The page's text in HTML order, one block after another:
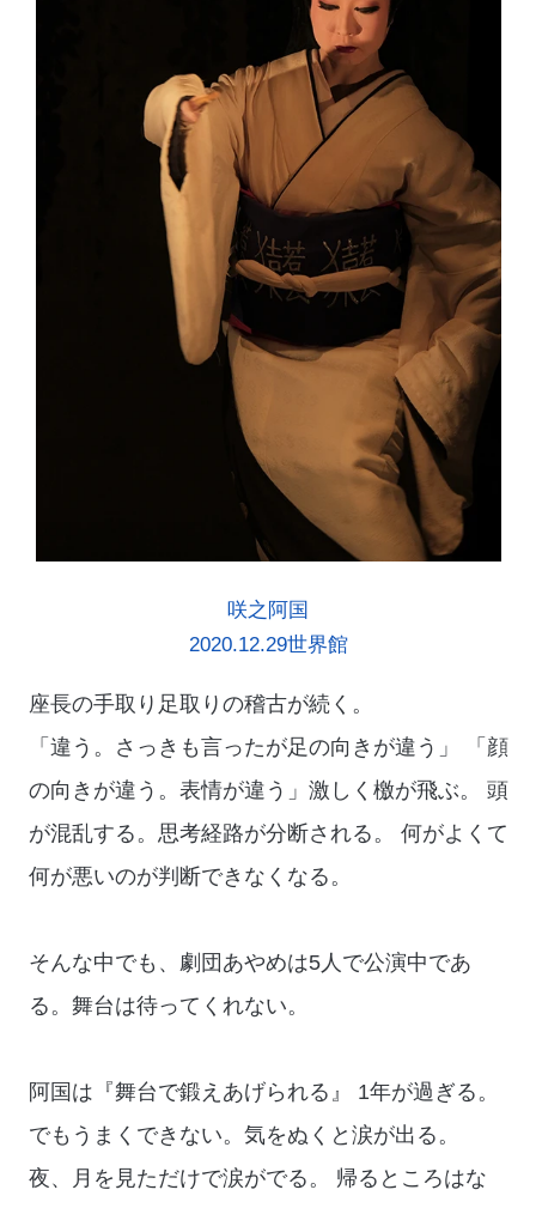
咲之阿国
2020.12.29世界館
座長の手取り足取りの稽古が続く。
「違う。さっきも言ったが足の向きが違う」 「顔
の向きが違う。表情が違う」激しく檄が飛ぶ。 頭
が混乱する。思考経路が分断される。 何がよくて
何が悪いのが判断できなくなる。
そんな中でも、劇団あやめは5人で公演中であ
る。舞台は待ってくれない。
阿国は『舞台で鍛えあげられる』 1年が過ぎる。
でもうまくできない。気をぬくと涙が出る。
夜、月を見ただけで涙がでる。 帰るところはな